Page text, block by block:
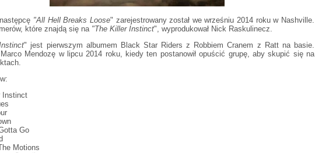
"All Hell Breaks Loose" zarejestrowany został we wrześniu 2014 roku w Nashville.
które znajdą się na "The Killer Instinct", wyprodukował Nick Raskulinecz.
" jest pierwszym albumem Black Star Riders z Robbiem Cranem z Ratt na basie.
Marco Mendozę w lipcu 2014 roku, kiedy ten postanowił opuścić grupę, aby skupić się na
Instinct
Go
Motions